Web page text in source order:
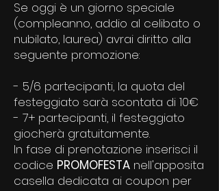
Se oggi è un giorno speciale
(compleanno, addio al celibato o
nubilato, laurea) avrai diritto alla
seguente promozione:
- 5/6 partecipanti, la quota del
festeggiato sarà scontata di 10€
- 7+ partecipanti, il festeggiato
giocherà gratuitamente.
In fase di prenotazione inserisci il
codice PROMOFESTA nell'apposita
casella dedicata ai coupon per